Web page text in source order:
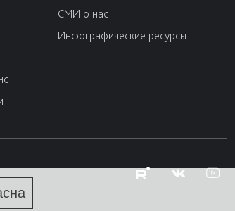
СМИ о нас
Инфографические ресурсы